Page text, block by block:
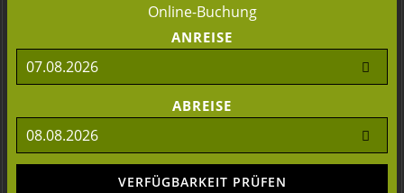
Online-Buchung
ANREISE
ABREISE
VERFÜGBARKEIT PRÜFEN